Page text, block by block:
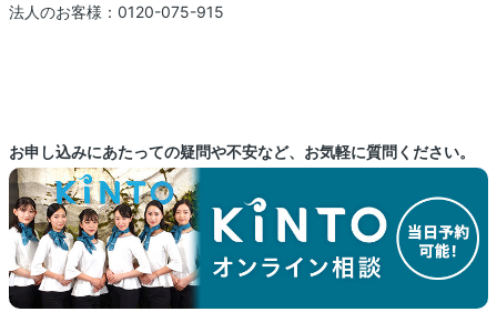
法人のお客様：0120-075-915
お申し込みにあたっての疑問や不安など、お気軽に質問ください。